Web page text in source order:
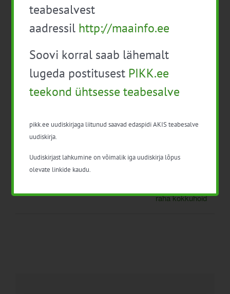
Lisa kalendrisse
Valmistume kevadeks
2024/25 hooaeg Paul-
raha kokkuhoid
teabesalvest
aadressil http://maainfo.ee
Soovi korral saab lähemalt
lugeda postitusest PIKK.ee
teekond ühtsesse teabesalve
pikk.ee uudiskirjaga liitunud saavad edaspidi AKIS teabesalve
uudiskirja.
Uudiskirjast lahkumine on võimalik iga uudiskirja lõpus
olevate linkide kaudu.